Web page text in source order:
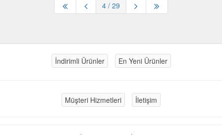
4 / 29
İndirimli Ürünler En Yeni Ürünler
Müşteri Hizmetleri İletişim